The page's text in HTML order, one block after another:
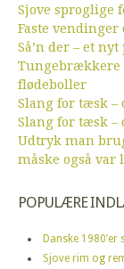
Sjove sproglige
Faste
Så’n der – et
Tungebrækkere
flødeboller
Slang for tæsk –
Slang for tæsk –
Udtryk man
måske også
POPULÆRE
Danske
Sjove rim og